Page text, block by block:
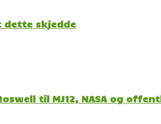
dette skjedde
til MJ12, NASA og